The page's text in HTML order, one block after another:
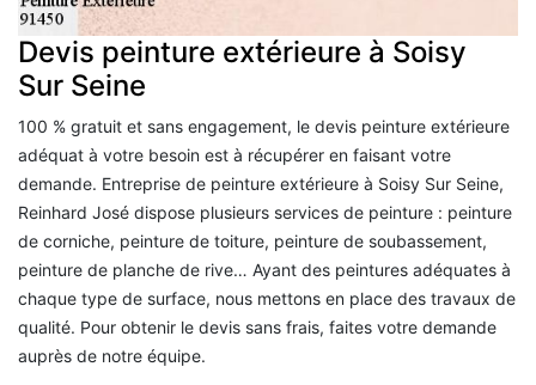
Devis peinture extérieure à Soisy
Sur Seine
100 % gratuit et sans engagement, le devis peinture extérieure
adéquat à votre besoin est à récupérer en faisant votre
demande. Entreprise de peinture extérieure à Soisy Sur Seine,
Reinhard José dispose plusieurs services de peinture : peinture
de corniche, peinture de toiture, peinture de soubassement,
peinture de planche de rive… Ayant des peintures adéquates à
chaque type de surface, nous mettons en place des travaux de
qualité. Pour obtenir le devis sans frais, faites votre demande
auprès de notre équipe.